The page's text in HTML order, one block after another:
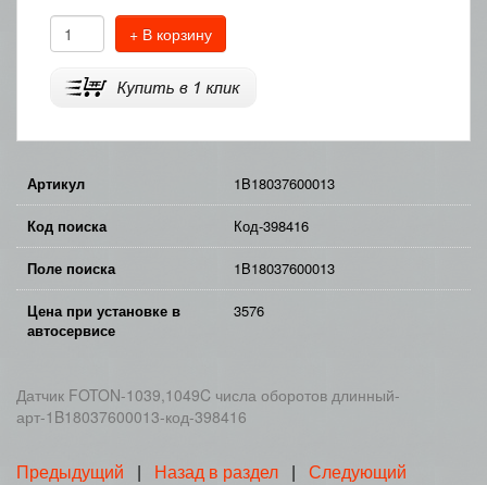
+ В корзину
Артикул 1B18037600013
Код поиска Код-398416
Поле поиска 1B18037600013
Цена при установке в
автосервисе
3576
Датчик FOTON-1039,1049C числа оборотов длинный-
арт-1B18037600013-код-398416
Предыдущий | Назад в раздел | Следующий